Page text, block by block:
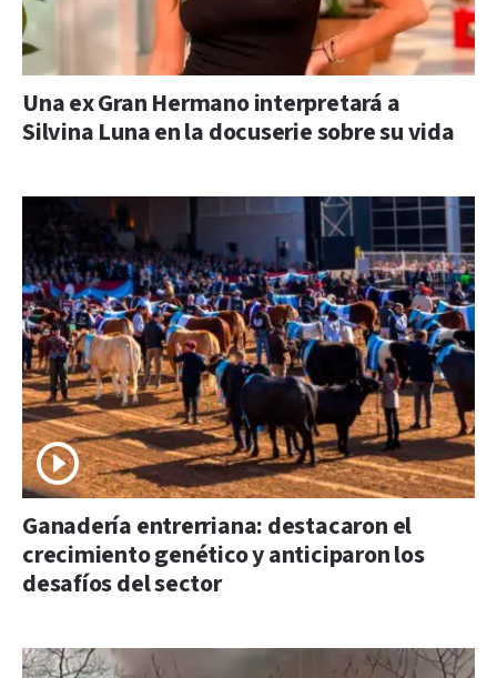
Una ex Gran Hermano interpretará a
Silvina Luna en la docuserie sobre su vida
Ganadería entrerriana: destacaron el
crecimiento genético y anticiparon los
desafíos del sector